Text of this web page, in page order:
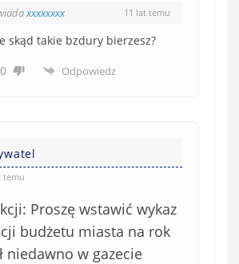
xxxxxxxx 11 lat temu
skąd takie bzdury bierzesz?
0 Odpowiedz
temu
Proszę wstawić wykaz
budżetu miasta na rok
niedawno w gazecie